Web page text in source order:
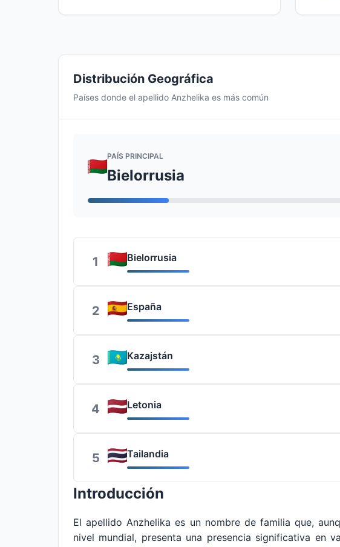
Distribución Geográfica
Países donde el apellido Anzhelika es más común
PAÍS PRINCIPAL
Bielorrusia
1 Bielorrusia
2 España
3 Kazajstán
4 Letonia
5 Tailandia
Introducción
El apellido Anzhelika es un nombre de familia que,
nivel mundial, presenta una presencia significativa en